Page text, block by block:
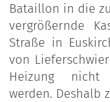
Bataillon in die
vergrößernde
Straße in
von
Heizung nicht
werden. Deshalb